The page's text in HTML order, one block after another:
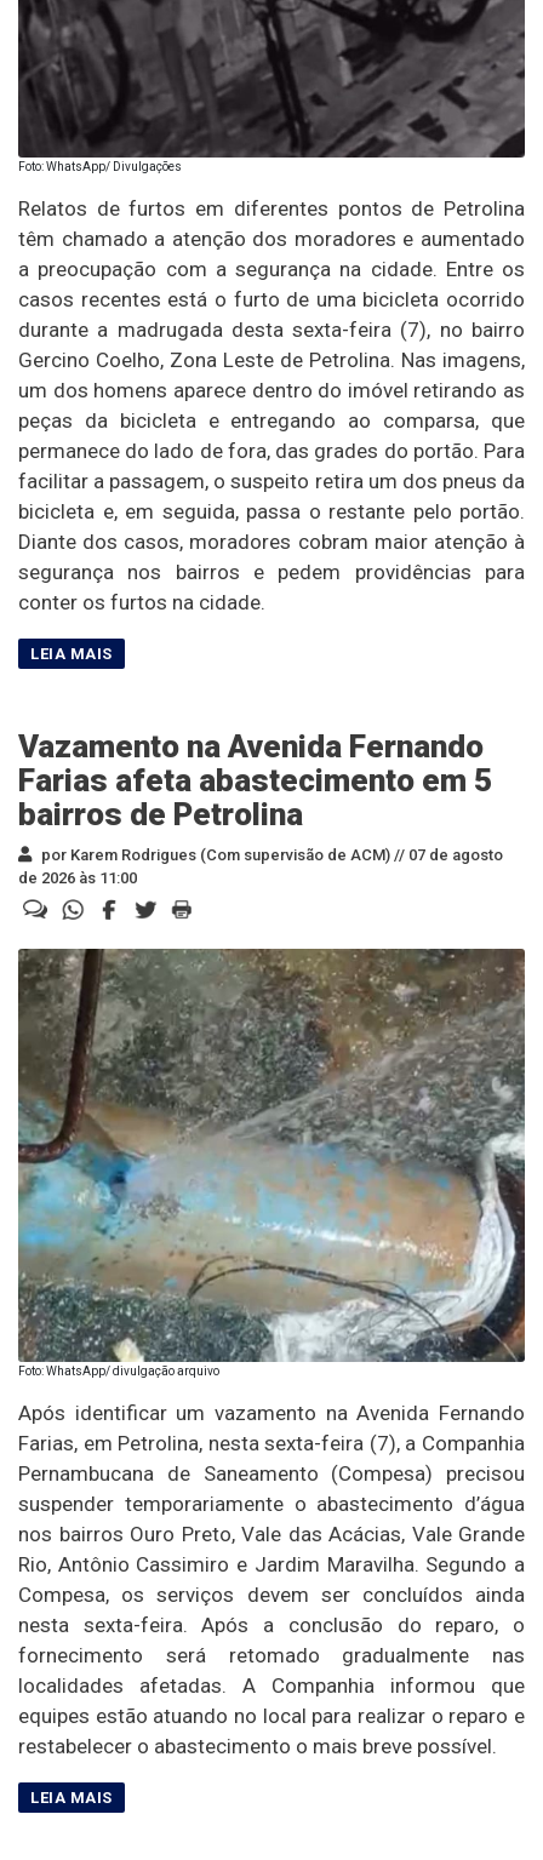
Foto: WhatsApp/ Divulgações
Relatos de furtos em diferentes pontos de Petrolina
têm chamado a atenção dos moradores e aumentado
a preocupação com a segurança na cidade. Entre os
casos recentes está o furto de uma bicicleta ocorrido
durante a madrugada desta sexta-feira (7), no bairro
Gercino Coelho, Zona Leste de Petrolina. Nas imagens,
um dos homens aparece dentro do imóvel retirando as
peças da bicicleta e entregando ao comparsa, que
permanece do lado de fora, das grades do portão. Para
facilitar a passagem, o suspeito retira um dos pneus da
bicicleta e, em seguida, passa o restante pelo portão.
Diante dos casos, moradores cobram maior atenção à
segurança nos bairros e pedem providências para
conter os furtos na cidade.
Vazamento na Avenida Fernando
Farias afeta abastecimento em 5
bairros de Petrolina
por Karem Rodrigues (Com supervisão de ACM) // 07 de agosto
de 2026 às 11:00
Foto: WhatsApp/ divulgação arquivo
Após identificar um vazamento na Avenida Fernando
Farias, em Petrolina, nesta sexta-feira (7), a Companhia
Pernambucana de Saneamento (Compesa) precisou
suspender temporariamente o abastecimento d’água
nos bairros Ouro Preto, Vale das Acácias, Vale Grande
Rio, Antônio Cassimiro e Jardim Maravilha. Segundo a
Compesa, os serviços devem ser concluídos ainda
nesta sexta-feira. Após a conclusão do reparo, o
fornecimento será retomado gradualmente nas
localidades afetadas. A Companhia informou que
equipes estão atuando no local para realizar o reparo e
restabelecer o abastecimento o mais breve possível.